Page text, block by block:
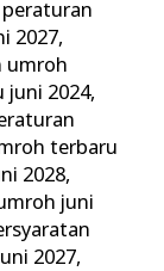
peraturan
2027,
umroh
juni 2024,
terbaru
2028,
juni
2027,